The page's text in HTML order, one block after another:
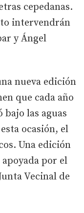
cepedanas.
intervendrán
y Ángel
nueva edición
que cada año
las aguas
ocasión, el
Una edición
por el
Vecinal de